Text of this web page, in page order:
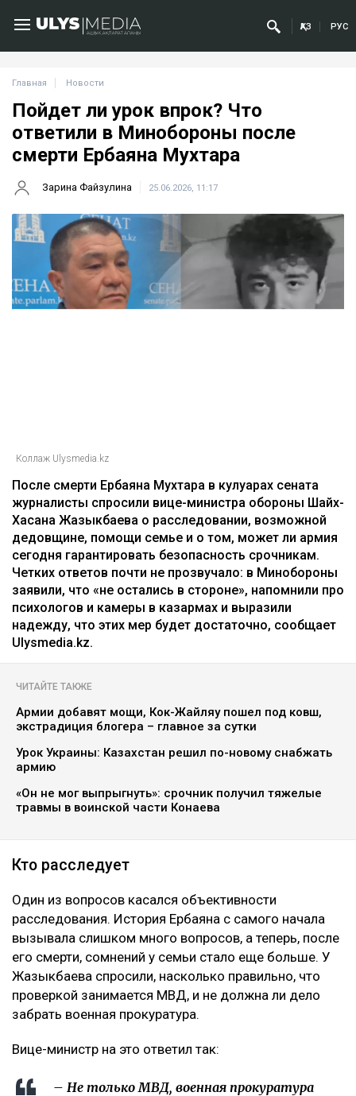
ҚАЗ РУС
Главная Новости
Пойдет ли урок впрок? Что
ответили в Минобороны после
смерти Ербаяна Мухтара
Зарина Файзулина 25.06.2026, 11:17
Коллаж Ulysmedia.kz
После смерти Ербаяна Мухтара в кулуарах сената
журналисты спросили вице-министра обороны Шайх-
Хасана Жазыкбаева о расследовании, возможной
дедовщине, помощи семье и о том, может ли армия
сегодня гарантировать безопасность срочникам.
Четких ответов почти не прозвучало: в Минобороны
заявили, что «не остались в стороне», напомнили про
психологов и камеры в казармах и выразили
надежду, что этих мер будет достаточно, сообщает
Ulysmedia.kz.
ЧИТАЙТЕ ТАКЖЕ
Армии добавят мощи, Кок-Жайляу пошел под ковш,
экстрадиция блогера – главное за сутки
Урок Украины: Казахстан решил по-новому снабжать
армию
«Он не мог выпрыгнуть»: срочник получил тяжелые
травмы в воинской части Конаева
Кто расследует
Один из вопросов касался объективности
расследования. История Ербаяна с самого начала
вызывала слишком много вопросов, а теперь, после
его смерти, сомнений у семьи стало еще больше. У
Жазыкбаева спросили, насколько правильно, что
проверкой занимается МВД, и не должна ли дело
забрать военная прокуратура.
Вице-министр на это ответил так:
– Не только МВД, военная прокуратура